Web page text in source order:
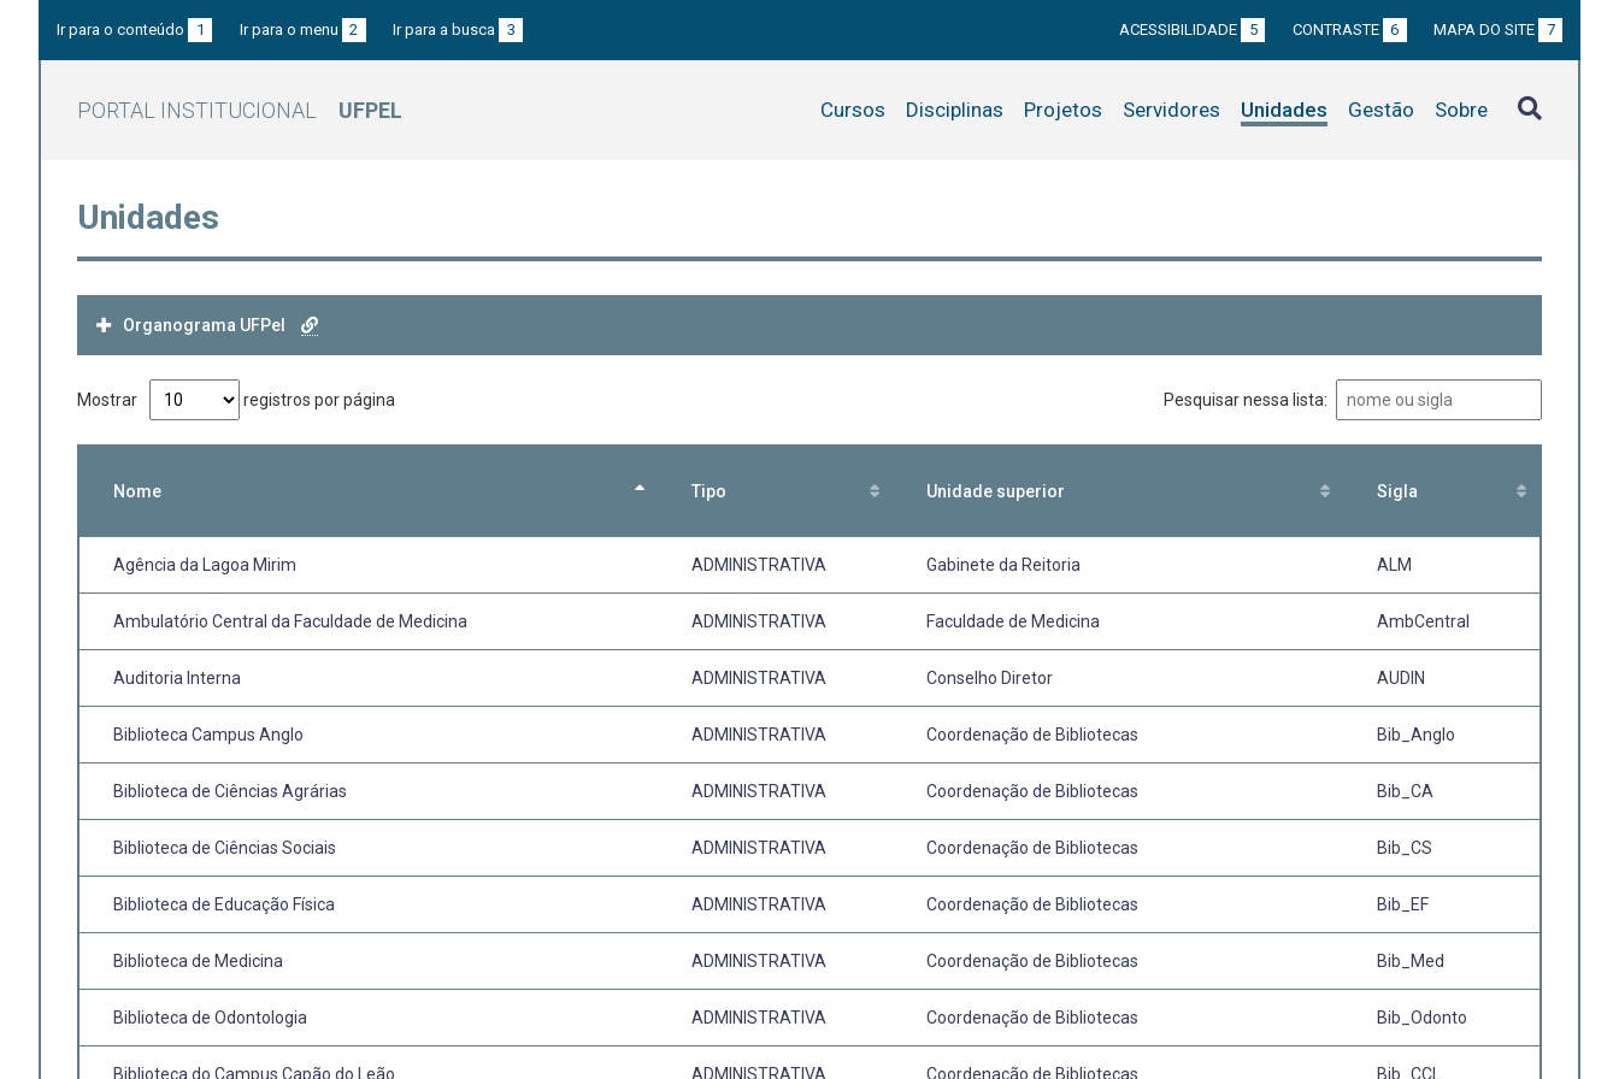
Ir para o conteúdo 1 Ir para o menu 2 Ir para a busca 3 ACESSIBILIDADE 5 CONTRASTE 6 MAPA DO SITE 7
PORTAL INSTITUCIONAL UFPEL Cursos Disciplinas Projetos Servidores Unidades Gestão Sobre
Unidades
Organograma UFPel
Mostrar registros por página Pesquisar nessa lista:
Nome Tipo Unidade superior Sigla
Agência da Lagoa Mirim ADMINISTRATIVA Gabinete da Reitoria ALM
Ambulatório Central da Faculdade de Medicina ADMINISTRATIVA Faculdade de Medicina AmbCentral
Auditoria Interna ADMINISTRATIVA Conselho Diretor AUDIN
Biblioteca Campus Anglo ADMINISTRATIVA Coordenação de Bibliotecas Bib_Anglo
Biblioteca de Ciências Agrárias ADMINISTRATIVA Coordenação de Bibliotecas Bib_CA
Biblioteca de Ciências Sociais ADMINISTRATIVA Coordenação de Bibliotecas Bib_CS
Biblioteca de Educação Física ADMINISTRATIVA Coordenação de Bibliotecas Bib_EF
Biblioteca de Medicina ADMINISTRATIVA Coordenação de Bibliotecas Bib_Med
Biblioteca de Odontologia ADMINISTRATIVA Coordenação de Bibliotecas Bib_Odonto
Biblioteca do Campus Capão do Leão ADMINISTRATIVA Coordenação de Bibliotecas Bib_CCL